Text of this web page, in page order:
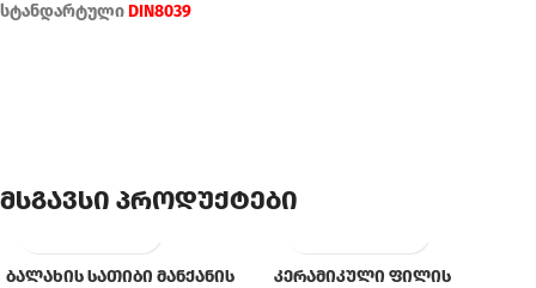
სტანდარტულიDIN8039
მსგავსი პროდუქტები
ბალახის სათიბი მანქანის
კერამიკული ფილის